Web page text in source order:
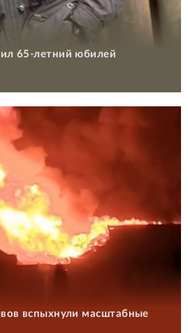
65-летний юбилей
вспыхнули масштабные